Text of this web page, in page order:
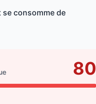
consomme de
80